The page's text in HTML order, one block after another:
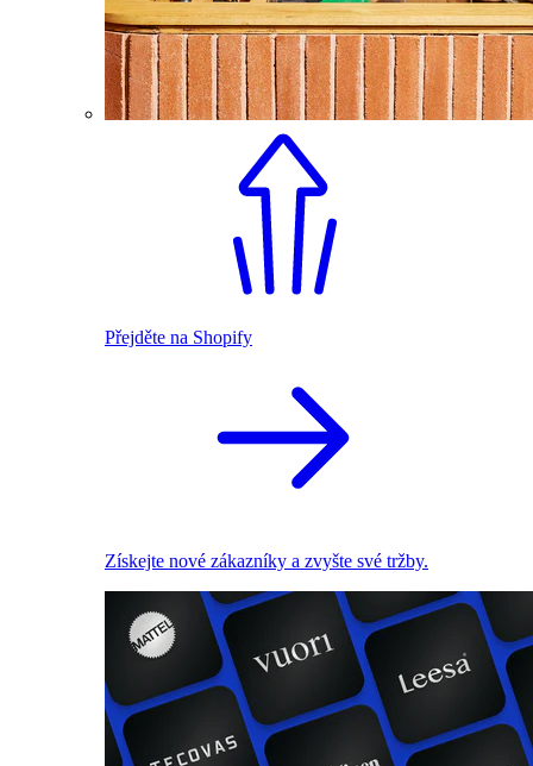
Přejděte na Shopify
Získejte nové zákazníky a zvyšte své tržby.